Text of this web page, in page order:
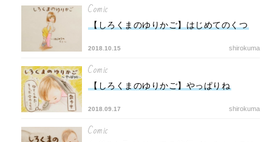
Comic
【しろくまのゆりかご】はじめてのくつ
2018.10.15 shirokuma
Comic
【しろくまのゆりかご】やっぱりね
2018.09.17 shirokuma
Comic